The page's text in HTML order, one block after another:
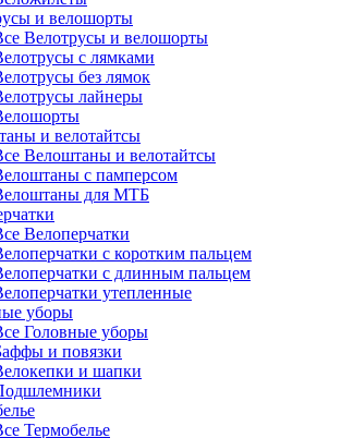
и велошорты
Велотрусы и велошорты
с лямками
без лямок
лайнеры
и велотайтсы
Велоштаны и велотайтсы
с памперсом
для МТБ
Велоперчатки
с коротким пальцем
с длинным пальцем
утепленные
уборы
Головные уборы
и повязки
и шапки
Термобелье